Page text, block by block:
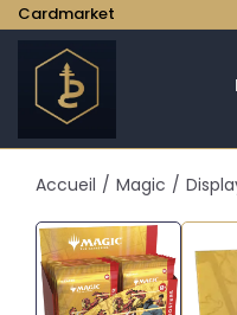
Cardmarket
Accueil / Magic /